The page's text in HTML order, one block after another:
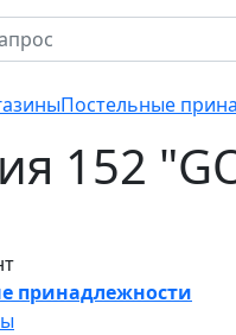
Постельные
152
принадлежности